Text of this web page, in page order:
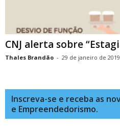
CNJ alerta sobre
Thales Brandão - 29 de janeiro de 2019
Inscreva-se e receba as
e Empreendedorismo.